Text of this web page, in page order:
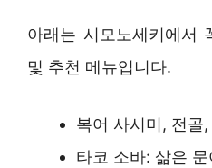
아래는 시모노세키에서
및 추천 메뉴입니다.
복어 사시미, 전골
타코 소바: 삶은